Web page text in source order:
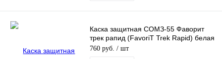
Каска защитная СОМЗ-55 Фаворит
трек рапид (FavoriT Trek Rapid) белая
арт.75617
760 руб. / шт